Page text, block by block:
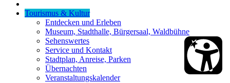
Tourismus & Kultur
Entdecken und Erleben
Museum, Stadthalle, Bürgersaal, Waldbühne
Sehenswertes
Service und Kontakt
Stadtplan, Anreise, Parken
Übernachten
Veranstaltungskalender